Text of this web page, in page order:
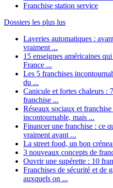
Franchise station service
Dossiers les plus lus
Laveries automatiques :
vraiment ...
15 enseignes américaines
France ...
Les 5 franchises
du ...
Canicule et fortes chaleurs :
franchise ...
Réseaux sociaux et
incontournable, mais ...
Financer une franchise : ce
vraiment avant ...
La street food, un bon
3 nouveaux concepts de
Ouvrir une supérette : 10
Franchises de sécurité et de
auxquels on ...